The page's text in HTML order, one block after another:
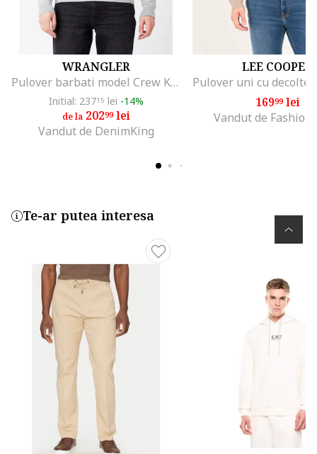
WRANGLER
Pulover barbati model Crew Knit, gri mediu, croiala regulata, 100% bumbac
Initial: 23715 lei -14%
de la 20299lei
Vandut de DenimKing
LEE COOPER
16999lei
Vandut de Fashion
Te-ar putea interesa